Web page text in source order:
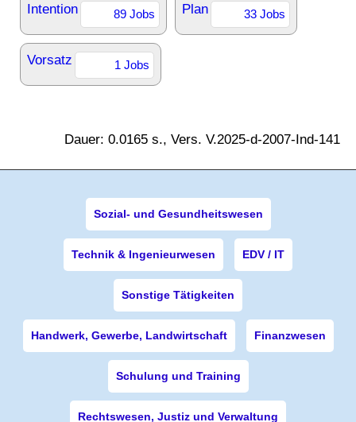
Intention 89 Jobs Plan 33 Jobs
Vorsatz 1 Jobs
Dauer: 0.0165 s., Vers. V.2025-d-2007-Ind-141
Sozial- und Gesundheitswesen
Technik & Ingenieurwesen EDV / IT
Sonstige Tätigkeiten
Handwerk, Gewerbe, Landwirtschaft Finanzwesen
Schulung und Training
Rechtswesen, Justiz und Verwaltung